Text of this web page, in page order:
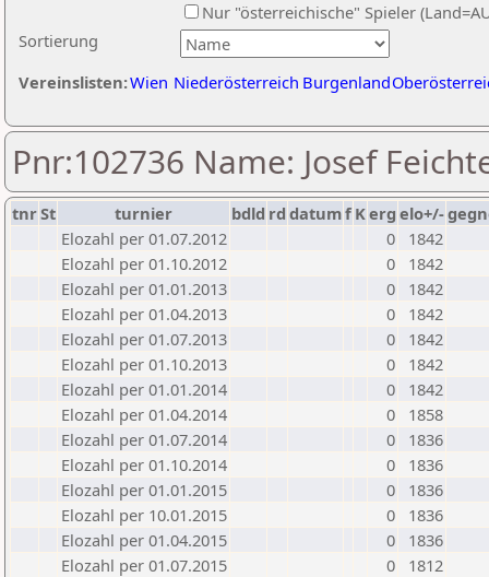
Sortierung
Nur "österreichische" Spieler
Vereinslisten:Wien Niederösterreich Burgenland
Pnr:102736 Name: Josef
tnrSt turnier bdld rd datumf Kerg elo+/-
Elozahl per 01.07.2012
0
1842
Elozahl per 01.10.2012
0
1842
Elozahl per 01.01.2013
0
1842
Elozahl per 01.04.2013
0
1842
Elozahl per 01.07.2013
0
1842
Elozahl per 01.10.2013
0
1842
Elozahl per 01.01.2014
0
1842
Elozahl per 01.04.2014
0
1858
Elozahl per 01.07.2014
0
1836
Elozahl per 01.10.2014
0
1836
Elozahl per 01.01.2015
0
1836
Elozahl per 10.01.2015
0
1836
Elozahl per 01.04.2015
0
1836
Elozahl per 01.07.2015
0
1812